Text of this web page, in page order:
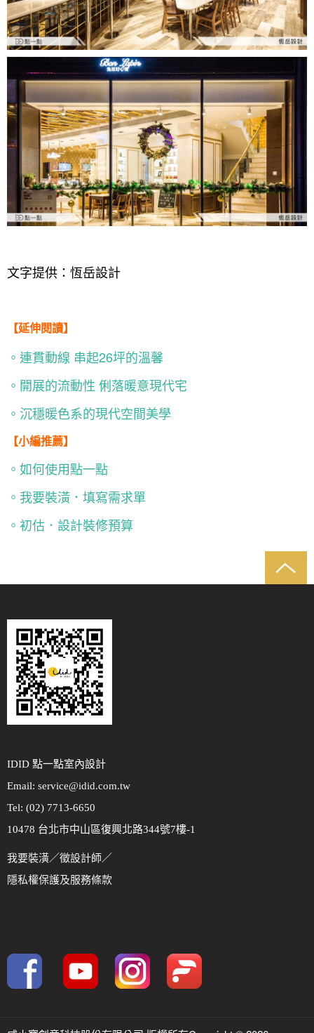
文字提供：恆岳設計
【延伸閱讀】
。連貫動線 串起26坪的溫馨
。開展的流動性 俐落暖意現代宅
。沉穩暖色系的現代空間美學
【小編推薦】
。如何使用點一點
。我要裝潢．填寫需求單
。初估．設計裝修預算
IDID 點一點室內設計
Email: service@idid.com.tw
Tel: (02) 7713-6650
10478 台北市中山區復興北路344號7樓-1
我要裝潢／徵設計師／
隱私權保護及服務條款